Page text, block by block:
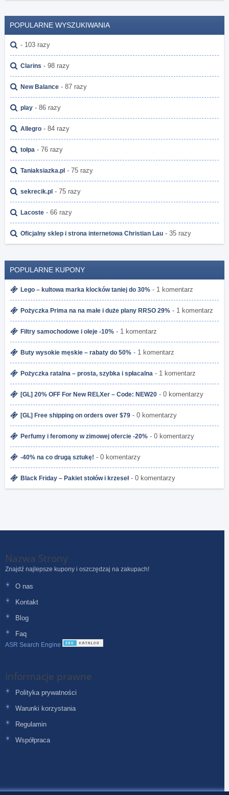
POPULARNE WYSZUKIWANIA
- 103 razy
Clarins - 98 razy
New Balance - 87 razy
play - 86 razy
Allegro - 84 razy
tołpa - 76 razy
Taniaksiazka.pl - 75 razy
sekrecik.pl - 75 razy
Lacoste - 66 razy
Oficjalny sklep i strona internetowa Christian Lau - 35 razy
POPULARNE KUPONY
Lego – kultowa marka klocków taniej do 30% - 1 komentarz
Pożyczka Prima na na małe i duże plany RRSO 29% - 1 komentarz
Filtry samochodowe i oleje -10% - 1 komentarz
Buty wysokie męskie – rabaty do 50% - 1 komentarz
Pożyczka ratalna – prosta, szybka i spłacalna - 1 komentarz
[GL] 20% OFF For New RELXer – Code: NEW20 - 0 komentarzy
[GL] Free shipping on orders over $79 - 0 komentarzy
Perfumy i feromony w zimowej ofercie -20% - 0 komentarzy
-40% na co drugą sztukę! - 0 komentarzy
Black Friday – Pakiet stołów i krzeseł- 0 komentarzy
Nazwa Strony
Znajdź najlepsze kupony i oszczędzaj na zakupach!
O nas
Kontakt
Blog
Faq
ASR Search Engine
Informacje prawne
Polityka prywatności
Warunki korzystania
Regulamin
Współpraca